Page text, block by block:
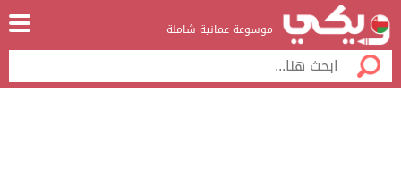
موسوعة عمانية شاملة